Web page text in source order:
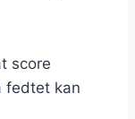
score
fedtet kan